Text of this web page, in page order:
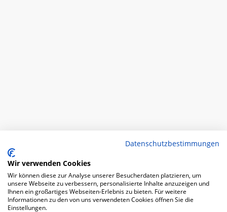
Datenschutzbestimmungen
Wir verwenden Cookies
Wir können diese zur Analyse unserer Besucherdaten platzieren, um
unsere Webseite zu verbessern, personalisierte Inhalte anzuzeigen und
Ihnen ein großartiges Webseiten-Erlebnis zu bieten. Für weitere
Informationen zu den von uns verwendeten Cookies öffnen Sie die
Einstellungen.